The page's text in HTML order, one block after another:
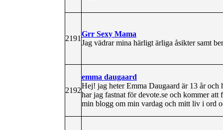
2191
Grr Sexy Mama
Jag vädrar mina härligt ärliga åsikter samt
2192
emma daugaard
Hej! jag heter Emma Daugaard är 13 år och
har jag fastnat för devote.se och kommer
min blogg om min vardag och mitt liv i ord